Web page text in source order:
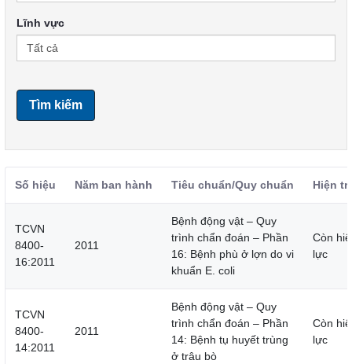
Lĩnh vực
Tìm kiếm
Số hiệu Năm ban hành Tiêu chuẩn/Quy chuẩn Hiện
TCVN
8400-
16:2011
2011
Bệnh động vật – Quy
trình chẩn đoán – Phần
16: Bệnh phù ở lợn do vi
khuẩn E. coli
Còn
lực
TCVN
8400-
14:2011
2011
Bệnh động vật – Quy
trình chẩn đoán – Phần
14: Bệnh tụ huyết trùng
ở trâu bò
Còn
lực